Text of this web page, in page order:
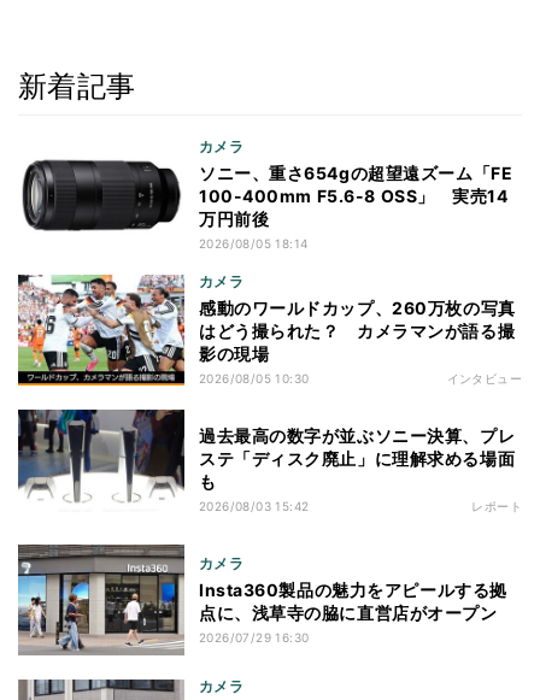
新着記事
カメラ
ソニー、重さ654gの超望遠ズーム「FE
100-400mm F5.6-8 OSS」 実売14
万円前後
2026/08/05 18:14
カメラ
感動のワールドカップ、260万枚の写真
はどう撮られた？ カメラマンが語る撮
影の現場
2026/08/05 10:30 インタビュー
過去最高の数字が並ぶソニー決算、プレ
ステ「ディスク廃止」に理解求める場面
も
2026/08/03 15:42 レポート
カメラ
Insta360製品の魅力をアピールする拠
点に、浅草寺の脇に直営店がオープン
2026/07/29 16:30
カメラ